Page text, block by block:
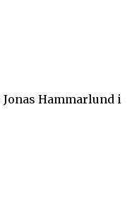
Hammarlund i